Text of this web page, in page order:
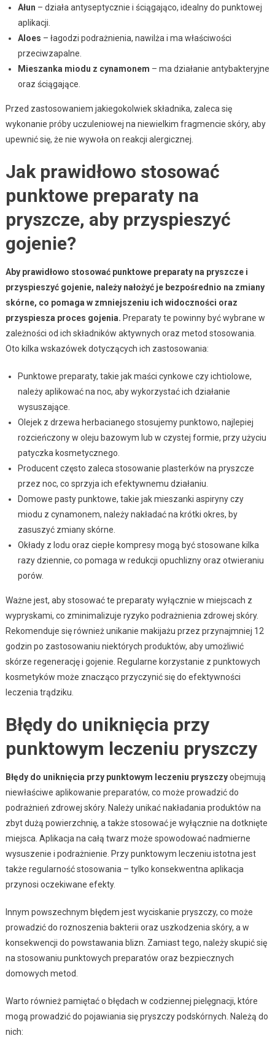
Ałun – działa antyseptycznie i ściągająco, idealny do punktowej
aplikacji.
Aloes – łagodzi podrażnienia, nawilża i ma właściwości
przeciwzapalne.
Mieszanka miodu z cynamonem – ma działanie antybakteryjne
oraz ściągające.
Przed zastosowaniem jakiegokolwiek składnika, zaleca się
wykonanie próby uczuleniowej na niewielkim fragmencie skóry, aby
upewnić się, że nie wywoła on reakcji alergicznej.
Jak prawidłowo stosować
punktowe preparaty na
pryszcze, aby przyspieszyć
gojenie?
Aby prawidłowo stosować punktowe preparaty na pryszcze i
przyspieszyć gojenie, należy nałożyć je bezpośrednio na zmiany
skórne, co pomaga w zmniejszeniu ich widoczności oraz
przyspiesza proces gojenia. Preparaty te powinny być wybrane w
zależności od ich składników aktywnych oraz metod stosowania.
Oto kilka wskazówek dotyczących ich zastosowania:
Punktowe preparaty, takie jak maści cynkowe czy ichtiolowe,
należy aplikować na noc, aby wykorzystać ich działanie
wysuszające.
Olejek z drzewa herbacianego stosujemy punktowo, najlepiej
rozcieńczony w oleju bazowym lub w czystej formie, przy użyciu
patyczka kosmetycznego.
Producent często zaleca stosowanie plasterków na pryszcze
przez noc, co sprzyja ich efektywnemu działaniu.
Domowe pasty punktowe, takie jak mieszanki aspiryny czy
miodu z cynamonem, należy nakładać na krótki okres, by
zasuszyć zmiany skórne.
Okłady z lodu oraz ciepłe kompresy mogą być stosowane kilka
razy dziennie, co pomaga w redukcji opuchlizny oraz otwieraniu
porów.
Ważne jest, aby stosować te preparaty wyłącznie w miejscach z
wypryskami, co zminimalizuje ryzyko podrażnienia zdrowej skóry.
Rekomenduje się również unikanie makijażu przez przynajmniej 12
godzin po zastosowaniu niektórych produktów, aby umożliwić
skórze regenerację i gojenie. Regularne korzystanie z punktowych
kosmetyków może znacząco przyczynić się do efektywności
leczenia trądziku.
Błędy do uniknięcia przy
punktowym leczeniu pryszczy
Błędy do uniknięcia przy punktowym leczeniu pryszczyobejmują
niewłaściwe aplikowanie preparatów, co może prowadzić do
podrażnień zdrowej skóry. Należy unikać nakładania produktów na
zbyt dużą powierzchnię, a także stosować je wyłącznie na dotknięte
miejsca. Aplikacja na całą twarz może spowodować nadmierne
wysuszenie i podrażnienie. Przy punktowym leczeniu istotna jest
także regularność stosowania – tylko konsekwentna aplikacja
przynosi oczekiwane efekty.
Innym powszechnym błędem jest wyciskanie pryszczy, co może
prowadzić do roznoszenia bakterii oraz uszkodzenia skóry, a w
konsekwencji do powstawania blizn. Zamiast tego, należy skupić się
na stosowaniu punktowych preparatów oraz bezpiecznych
domowych metod.
Warto również pamiętać o błędach w codziennej pielęgnacji, które
mogą prowadzić do pojawiania się pryszczy podskórnych. Należą do
nich: